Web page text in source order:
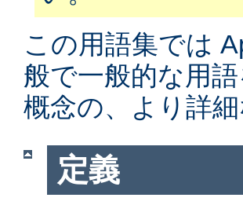
この用語集では
般で一般的な用
概念の、より詳
定義